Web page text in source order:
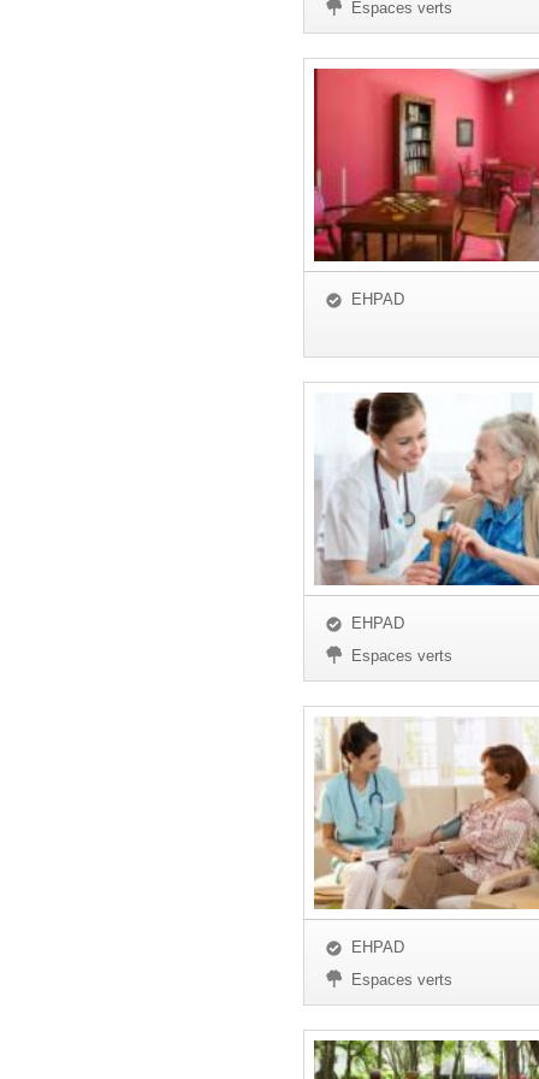
Espaces verts
EHPAD
EHPAD
Espaces verts
EHPAD
Espaces verts